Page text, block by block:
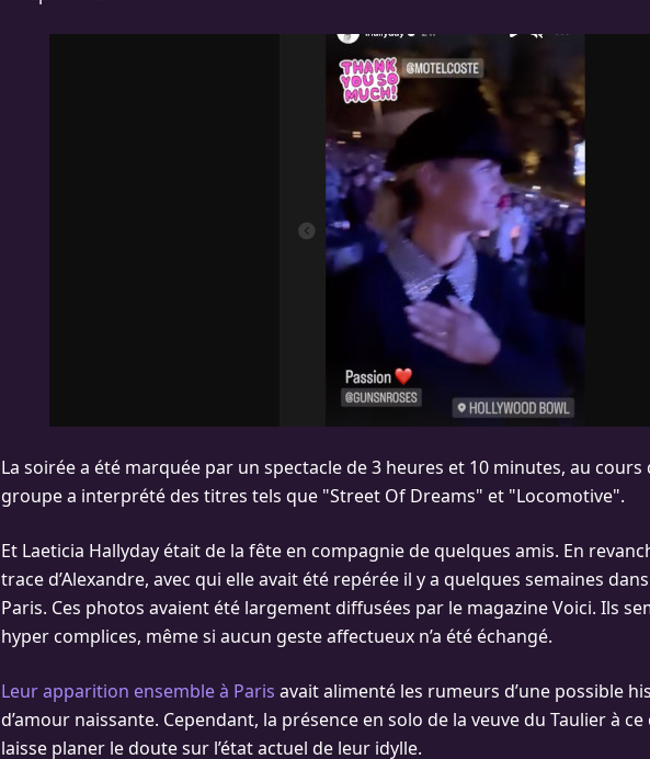
La soirée a été marquée par un spectacle de 3 heures et 10 minutes, au cours
groupe a interprété des titres tels que "Street Of Dreams" et "Locomotive".
Et Laeticia Hallyday était de la fête en compagnie de quelques amis. En
trace d’Alexandre, avec qui elle avait été repérée il y a quelques semaines
Paris. Ces photos avaient été largement diffusées par le magazine Voici. Ils
hyper complices, même si aucun geste affectueux n’a été échangé.
Leur apparition ensemble à Paris avait alimenté les rumeurs d’une possible
d’amour naissante. Cependant, la présence en solo de la veuve du Taulier à
laisse planer le doute sur l’état actuel de leur idylle.